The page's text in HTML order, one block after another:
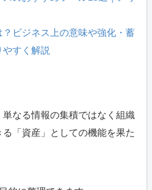
？ビジネス上の意味や強化・蓄
やすく解説
なる情報の集積ではなく組織
「資産」としての機能を果た